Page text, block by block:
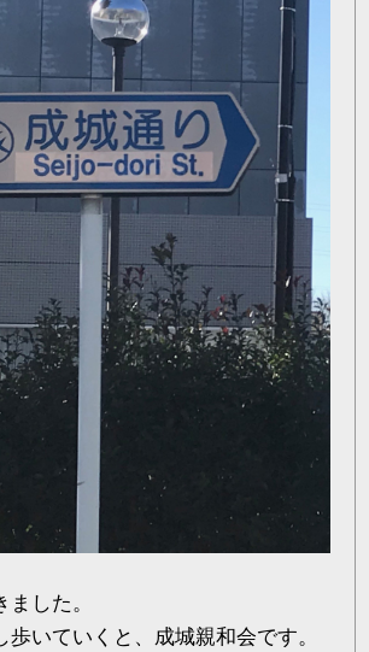
した。
歩いていくと、成城親和会です。